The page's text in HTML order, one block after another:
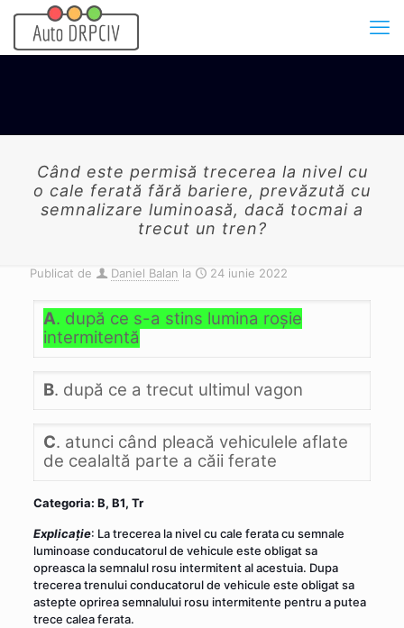
Când este permisă trecerea la nivel cu
o cale ferată fără bariere, prevăzută cu
semnalizare luminoasă, dacă tocmai a
trecut un tren?
Publicat de Daniel Balan la 24 iunie 2022
A. după ce s-a stins lumina roşie
intermitentă
B. după ce a trecut ultimul vagon
C. atunci când pleacă vehiculele aflate
de cealaltă parte a căii ferate
Categoria: B, B1, Tr
Explicaţie: La trecerea la nivel cu cale ferata cu semnale
luminoase conducatorul de vehicule este obligat sa
opreasca la semnalul rosu intermitent al acestuia. Dupa
trecerea trenului conducatorul de vehicule este obligat sa
astepte oprirea semnalului rosu intermitente pentru a putea
trece calea ferata.